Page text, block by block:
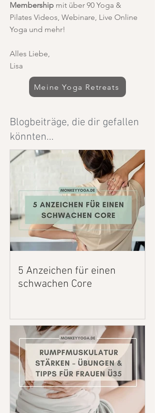
Membership mit über 90 Yoga &
Pilates Videos, Webinare, Live Online
Yoga und mehr!
Alles Liebe,
Lisa
Meine Yoga Retreats
Blogbeiträge, die dir gefallen
könnten...
5 Anzeichen für einen
schwachen Core